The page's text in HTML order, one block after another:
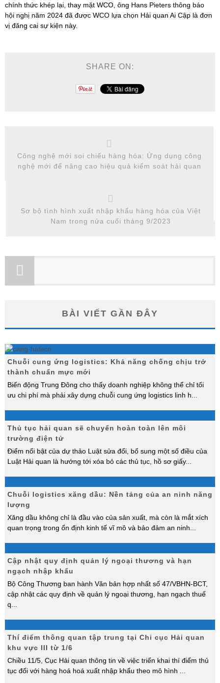
chính thức khép lại, thay mặt WCO, ông Hans Pieters thông báo
hội nghị năm 2024 đã được WCO lựa chọn Hải quan Ai Cập là đơn
vị đăng cai sự kiện này.
SHARE ON:
Công nghệ mới soi chiếu hàng hóa: Ứng dụng công
nghệ mới để nâng cao hiệu quả kiểm soát hải quan
Sơ bộ tình hình xuất nhập khẩu hàng hóa của Việt
Nam trong nửa cuối tháng 9/2023
BÀI VIẾT GẦN ĐÂY
Chuỗi cung ứng logistics: Khả năng chống chịu trở
thành chuẩn mực mới
Biến động Trung Đông cho thấy doanh nghiệp không thể chỉ tối
ưu chi phí mà phải xây dựng chuỗi cung ứng logistics linh h
Thủ tục hải quan sẽ chuyển hoàn toàn lên môi
trường điện tử
Điểm nổi bật của dự thảo Luật sửa đổi, bổ sung một số điều của
Luật Hải quan là hướng tới xóa bỏ các thủ tục, hồ sơ giấy...
Chuỗi logistics xăng dầu: Nền tảng của an ninh năng
lượng
Xăng dầu không chỉ là đầu vào của sản xuất, mà còn là mắt xích
quan trọng trong ổn định kinh tế vĩ mô và bảo đảm an ninh
Cập nhật quy định quản lý ngoại thương và hạn
ngạch nhập khẩu
Bộ Công Thương ban hành Văn bản hợp nhất số 47/VBHN-BCT,
cập nhật các quy định về quản lý ngoại thương, hạn ngạch thuế
q
Thí điểm thông quan tập trung tại Chi cục Hải quan
khu vực III từ 1/6
Chiều 11/5, Cục Hải quan thông tin về việc triển khai thí điểm thủ
tục đối với hàng hoá hoá xuất nhập khẩu theo mô hình